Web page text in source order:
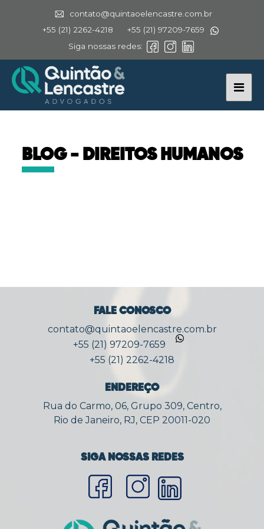
contato@quintaoelencastre.com.br
+55 (21) 2262-4218
+55 (21) 97209-7659
Siga nossas redes:
BLOG - DIREITOS HUMANOS
FALE CONOSCO
contato@quintaoelencastre.com.br
+55 (21) 97209-7659
+55 (21) 2262-4218
ENDEREÇO
Rua do Carmo, 06, Grupo 309, Centro,
Rio de Janeiro, RJ, CEP 20011-020
SIGA NOSSAS REDES